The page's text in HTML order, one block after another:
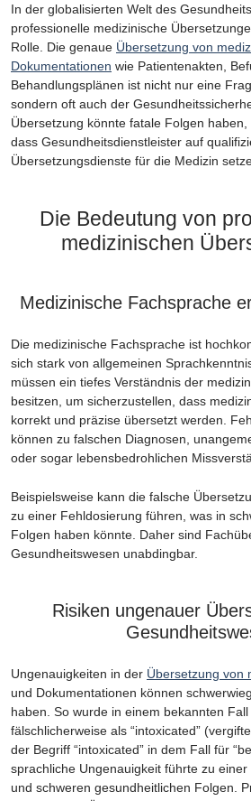
In der globalisierten Welt des
professionelle medizinische
Rolle. Die genaue Übersetzung von
Dokumentationen wie Patientenakten,
Behandlungsplänen ist nicht nur eine
sondern oft auch der
Übersetzung könnte fatale Folgen
dass Gesundheitsdienstleister auf
Übersetzungsdienste für die Medizin
Die Bedeutung von
medizinischen
Medizinische Fachsprache
Die medizinische Fachsprache ist
sich stark von allgemeinen
müssen ein tiefes Verständnis der
besitzen, um sicherzustellen, dass
korrekt und präzise übersetzt werden.
können zu falschen Diagnosen,
oder sogar lebensbedrohlichen
Beispielsweise kann die falsche
zu einer Fehldosierung führen, was in
Folgen haben könnte. Daher sind
Gesundheitswesen unabdingbar.
Risiken ungenauer
Ungenauigkeiten in der Übersetzung von
und Dokumentationen können
haben. So wurde in einem bekannten
fälschlicherweise als “intoxicated”
der Begriff “intoxicated” in dem Fall für
sprachliche Ungenauigkeit führte zu
und schweren gesundheitlichen Folgen.